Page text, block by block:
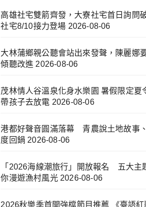
高雄社宅雙箭齊發，大寮社宅首日詢問
社宅8/10接力登場 2026-08-06
大林蒲鄉親公聽會站出來發聲，陳麗娜
傾聽改進 2026-08-06
茂林情人谷溫泉化身水樂園 暑假限定夏
帶孩子去放電 2026-08-06
港都好聲音圓滿落幕 青農說土地故事
度回鍋 2026-08-06
「2026海線潮旅行」開放報名 五大主
你漫遊漁村風光 2026-08-06
2026秋樂季首開強檔節目推薦 《臺語